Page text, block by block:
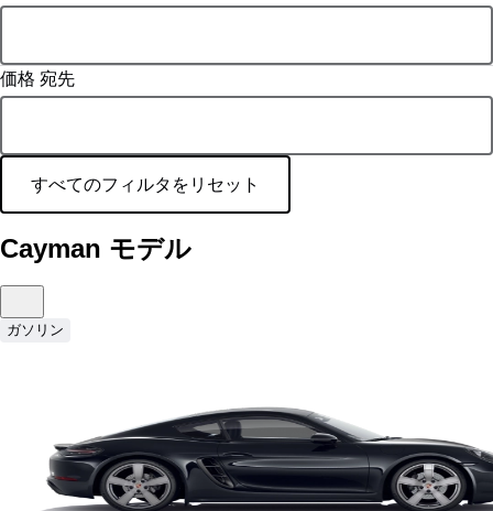
価格 宛先
すべてのフィルタをリセット
Cayman モデル
ガソリン